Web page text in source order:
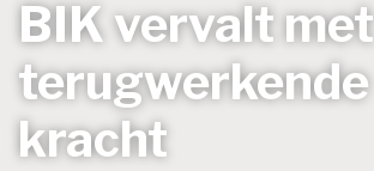
BIK vervalt met
terugwerkende
kracht